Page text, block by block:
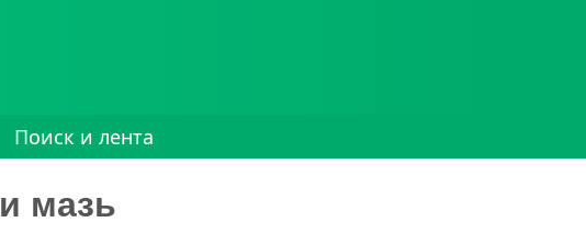
Поиск и лента
мазь